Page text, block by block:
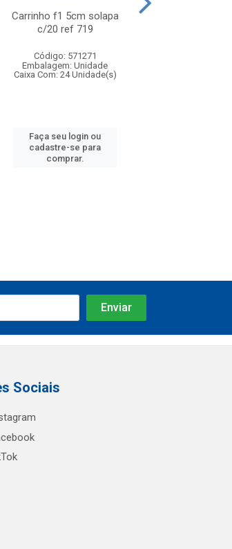
Carrinho f1 5cm solapa
c/20 ref 719
Código: 571271
Embalagem: Unidade
Caixa Com: 24 Unidade(s)
Faça seu login ou
cadastre-se para
comprar.
Sociais